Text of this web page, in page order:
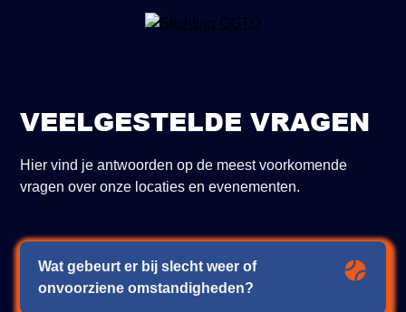
VEELGESTELDE VRAGEN
Hier vind je antwoorden op de meest voorkomende
vragen over onze locaties en evenementen.
Wat gebeurt er bij slecht weer of
onvoorziene omstandigheden?